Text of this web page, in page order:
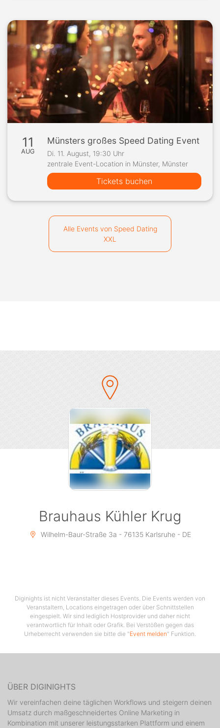
11
AUG
Münsters großes Speed Dating Event
Di. 11. August, 19:30 Uhr
zentrale Event-Location in Münster, Münster
Tickets buchen
Alle Events von Speed Dating
XXL
Brauhaus Kühler Krug
Wilhelm-Baur-Straße 3a - 76135 Karlsruhe - DE
Diginights ist nicht Veranstalter dieses Events. Die Events werden von
Veranstaltern, Locations eingetragen oder über Schnittstellen
eingespielt. Wir sind lediglich Hostprovider und daher nicht
verantwortlich für Inhalt oder Grafik. Bei Verstößen gegen das
Urheberrecht verwenden sie bitte die "Event melden" Funktion.
ÜBER DIGINIGHTS
Wir vereinfachen deine täglichen Workflows und steigern deinen
Umsatz durch maßgeschneidertes Online Marketing in
Kombination mit unserer leistungsstarken Plattform und einem